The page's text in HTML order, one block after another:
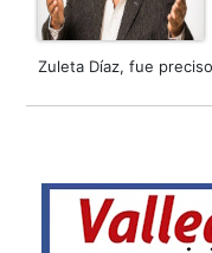
Zuleta Díaz, fue